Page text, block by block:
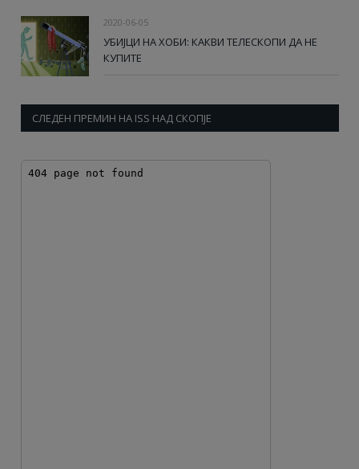
2020-06-05
УБИЈЦИ НА ХОБИ: КАКВИ ТЕЛЕСКОПИ ДА НЕ
КУПИТЕ
СЛЕДЕН ПРЕМИН НА ISS НАД СКОПЈЕ